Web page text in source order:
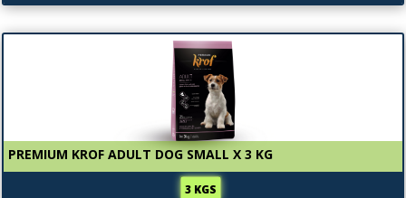
PREMIUM KROF ADULT DOG SMALL X 3 KG
3 KGS